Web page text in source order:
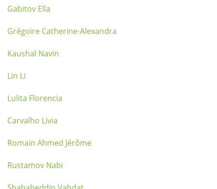
Gabitov Ella
Grégoire Catherine-Alexandra
Kaushal Navin
Lin Li
Lulita Florencia
Carvalho Livia
Romain Ahmed Jérôme
Rustamov Nabi